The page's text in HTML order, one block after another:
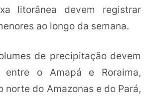
litorânea devem registrar
ao longo da semana.
de precipitação devem
entre o Amapá e Roraima,
norte do Amazonas e do Pará,